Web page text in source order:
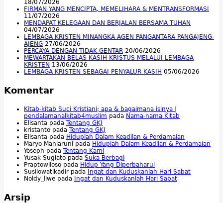
18/07/2026
FIRMAN YANG MENCIPTA, MEMELIHARA & MENTRANSFORMASI
11/07/2026
MENDAPAT KELEGAAN DAN BERJALAN BERSAMA TUHAN
04/07/2026
LEMBAGA KRISTEN MINANGKA AGEN PANGANTARA PANGAJENG-
AJENG 27/06/2026
PERCAYA DENGAN TIDAK GENTAR 20/06/2026
MEWARTAKAN BELAS KASIH KRISTUS MELALUI LEMBAGA
KRISTEN 13/06/2026
LEMBAGA KRISTEN SEBAGAI PENYALUR KASIH 05/06/2026
Komentar
Kitab-kitab Suci Kristiani; apa & bagaimana isinya |
pendalamanalkitab4muslim pada Nama-nama Kitab
Elisanta pada Tentang GKJ
kristanto pada Tentang GKJ
Elisanta pada Hiduplah Dalam Keadilan & Perdamaian
Maryo Manjaruni pada Hiduplah Dalam Keadilan & Perdamaian
Yoseph pada Tentang Kami
Yusak Sugiato pada Suka Berbagi
Praptowiloso pada Hidup Yang Diperbaharui
Susilowatikadir pada
Ingat dan Kuduskanlah Hari Sabat
Noldy_liwe pada Ingat dan Kuduskanlah Hari Sabat
Arsip